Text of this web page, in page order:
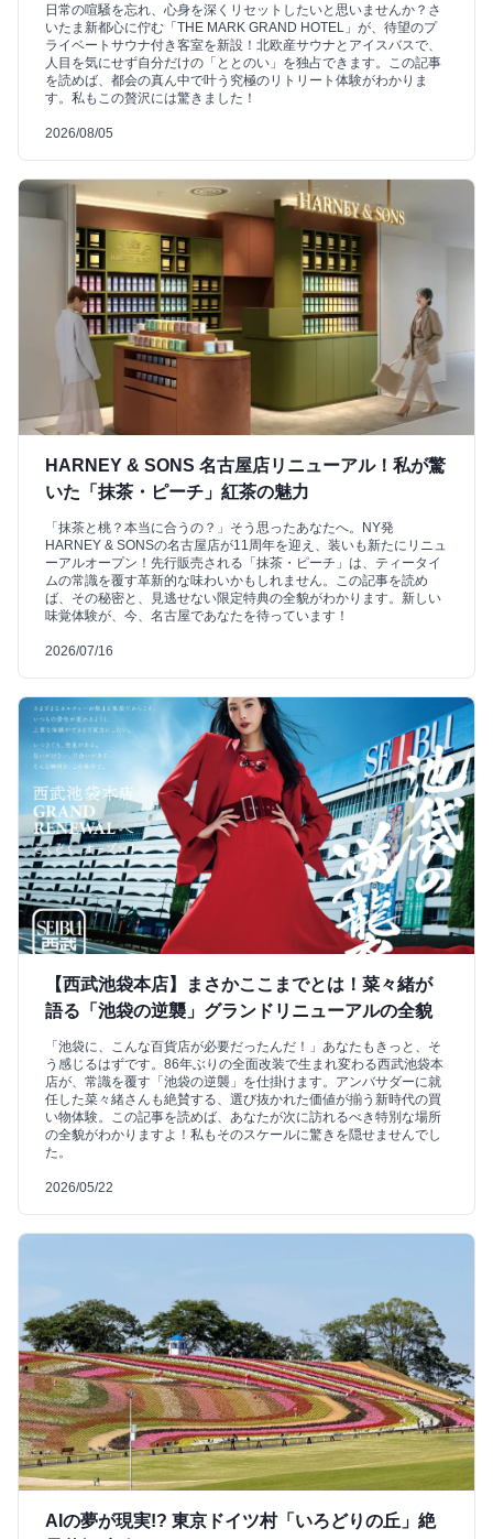
日常の喧騒を忘れ、心身を深くリセットしたいと思いませんか？さ
いたま新都心に佇む「THE MARK GRAND HOTEL」が、待望のプ
ライベートサウナ付き客室を新設！北欧産サウナとアイスバスで、
人目を気にせず自分だけの「ととのい」を独占できます。この記事
を読めば、都会の真ん中で叶う究極のリトリート体験がわかりま
す。私もこの贅沢には驚きました！
2026/08/05
HARNEY & SONS 名古屋店リニューアル！私が驚
いた「抹茶・ピーチ」紅茶の魅力
「抹茶と桃？本当に合うの？」そう思ったあなたへ。NY発
HARNEY & SONSの名古屋店が11周年を迎え、装いも新たにリニュ
ーアルオープン！先行販売される「抹茶・ピーチ」は、ティータイ
ムの常識を覆す革新的な味わいかもしれません。この記事を読め
ば、その秘密と、見逃せない限定特典の全貌がわかります。新しい
味覚体験が、今、名古屋であなたを待っています！
2026/07/16
【西武池袋本店】まさかここまでとは！菜々緒が
語る「池袋の逆襲」グランドリニューアルの全貌
「池袋に、こんな百貨店が必要だったんだ！」あなたもきっと、そ
う感じるはずです。86年ぶりの全面改装で生まれ変わる西武池袋本
店が、常識を覆す「池袋の逆襲」を仕掛けます。アンバサダーに就
任した菜々緒さんも絶賛する、選び抜かれた価値が揃う新時代の買
い物体験。この記事を読めば、あなたが次に訪れるべき特別な場所
の全貌がわかりますよ！私もそのスケールに驚きを隠せませんでし
た。
2026/05/22
AIの夢が現実!? 東京ドイツ村「いろどりの丘」絶